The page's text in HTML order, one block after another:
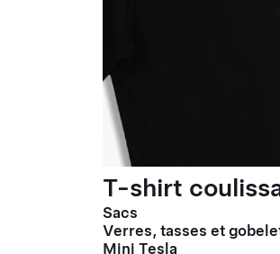
T-shirt
Sacs
Verres, tasses et
Mini Tesla